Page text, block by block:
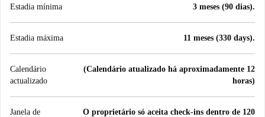
Estadia mínima 3 meses (90 dias).
Estadia máxima 11 meses (330 days).
Calendário
actualizado
(Calendário atualizado há aproximadamente 12
horas)
Janela de
O proprietário só aceita check-ins dentro de 120